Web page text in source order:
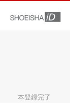
本登録完了